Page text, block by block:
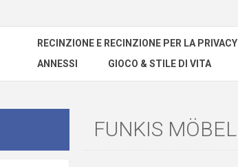
RECINZIONE E RECINZIONE PER LA PRIVACY
ANNESSI
GIOCO & STILE DI VITA
FUNKIS MÖBEL